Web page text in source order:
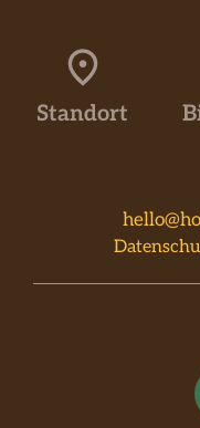
Standort